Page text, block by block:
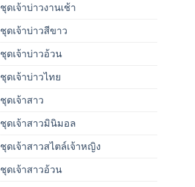
ชุดเจ้าบ่าวงานเช้า
ชุดเจ้าบ่าวสีขาว
ชุดเจ้าบ่าวอ้วน
ชุดเจ้าบ่าวไทย
ชุดเจ้าสาว
ชุดเจ้าสาวมินิมอล
ชุดเจ้าสาวสไตล์เจ้าหญิง
ชุดเจ้าสาวอ้วน